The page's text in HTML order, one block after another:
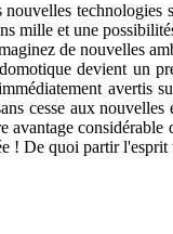
mille et une
de nouvelles
devient un
cesse aux
avantage
! De quoi partir